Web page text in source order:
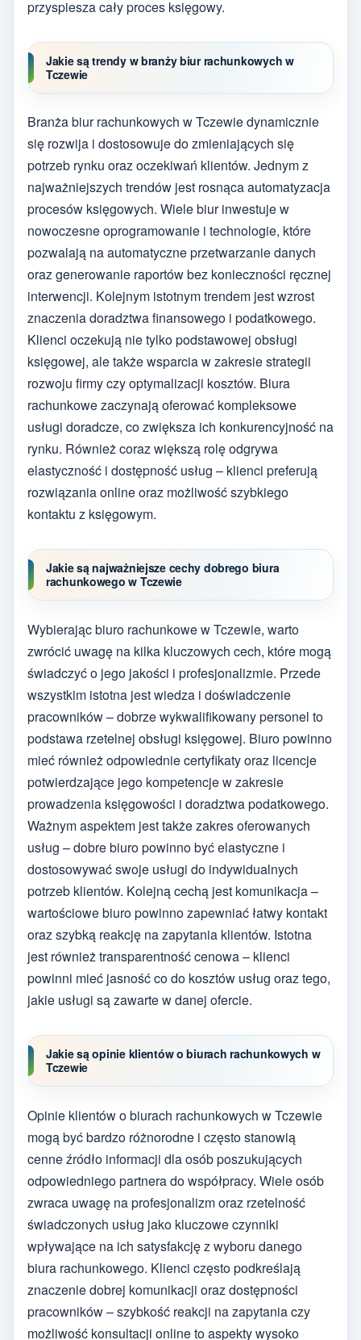
przyspiesza cały proces księgowy.
Jakie są trendy w branży biur rachunkowych w
Tczewie
Branża biur rachunkowych w Tczewie dynamicznie
się rozwija i dostosowuje do zmieniających się
potrzeb rynku oraz oczekiwań klientów. Jednym z
najważniejszych trendów jest rosnąca automatyzacja
procesów księgowych. Wiele biur inwestuje w
nowoczesne oprogramowanie i technologie, które
pozwalają na automatyczne przetwarzanie danych
oraz generowanie raportów bez konieczności ręcznej
interwencji. Kolejnym istotnym trendem jest wzrost
znaczenia doradztwa finansowego i podatkowego.
Klienci oczekują nie tylko podstawowej obsługi
księgowej, ale także wsparcia w zakresie strategii
rozwoju firmy czy optymalizacji kosztów. Biura
rachunkowe zaczynają oferować kompleksowe
usługi doradcze, co zwiększa ich konkurencyjność na
rynku. Również coraz większą rolę odgrywa
elastyczność i dostępność usług – klienci preferują
rozwiązania online oraz możliwość szybkiego
kontaktu z księgowym.
Jakie są najważniejsze cechy dobrego biura
rachunkowego w Tczewie
Wybierając biuro rachunkowe w Tczewie, warto
zwrócić uwagę na kilka kluczowych cech, które mogą
świadczyć o jego jakości i profesjonalizmie. Przede
wszystkim istotna jest wiedza i doświadczenie
pracowników – dobrze wykwalifikowany personel to
podstawa rzetelnej obsługi księgowej. Biuro powinno
mieć również odpowiednie certyfikaty oraz licencje
potwierdzające jego kompetencje w zakresie
prowadzenia księgowości i doradztwa podatkowego.
Ważnym aspektem jest także zakres oferowanych
usług – dobre biuro powinno być elastyczne i
dostosowywać swoje usługi do indywidualnych
potrzeb klientów. Kolejną cechą jest komunikacja –
wartościowe biuro powinno zapewniać łatwy kontakt
oraz szybką reakcję na zapytania klientów. Istotna
jest również transparentność cenowa – klienci
powinni mieć jasność co do kosztów usług oraz tego,
jakie usługi są zawarte w danej ofercie.
Jakie są opinie klientów o biurach rachunkowych w
Tczewie
Opinie klientów o biurach rachunkowych w Tczewie
mogą być bardzo różnorodne i często stanowią
cenne źródło informacji dla osób poszukujących
odpowiedniego partnera do współpracy. Wiele osób
zwraca uwagę na profesjonalizm oraz rzetelność
świadczonych usług jako kluczowe czynniki
wpływające na ich satysfakcję z wyboru danego
biura rachunkowego. Klienci często podkreślają
znaczenie dobrej komunikacji oraz dostępności
pracowników – szybkość reakcji na zapytania czy
możliwość konsultacji online to aspekty wysoko